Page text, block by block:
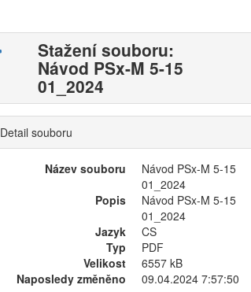
Stažení souboru:
Návod PSx-M 5-15
01_2024
Detail souboru
Název souboru
Návod PSx-M 5-15
01_2024
Popis
Návod PSx-M 5-15
01_2024
Jazyk
CS
Typ
PDF
Velikost
6557 kB
Naposledy změněno
09.04.2024 7:57:50